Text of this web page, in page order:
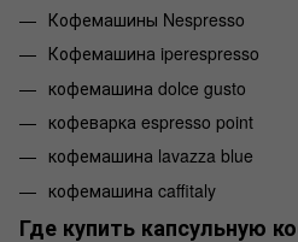
Кофемашины Nespresso
Кофемашина iperespresso
кофемашина dolce gusto
кофеварка espresso point
кофемашина lavazza blue
кофемашина caffitaly
Где купить капсульную